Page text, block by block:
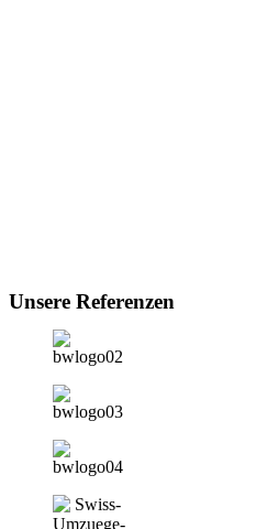
Unsere Referenzen